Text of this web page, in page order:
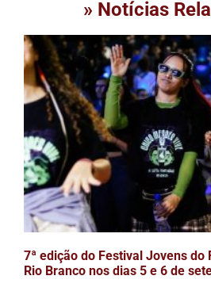
» Notícias
7ª edição do Festival Jovens
Rio Branco nos dias 5 e 6 de